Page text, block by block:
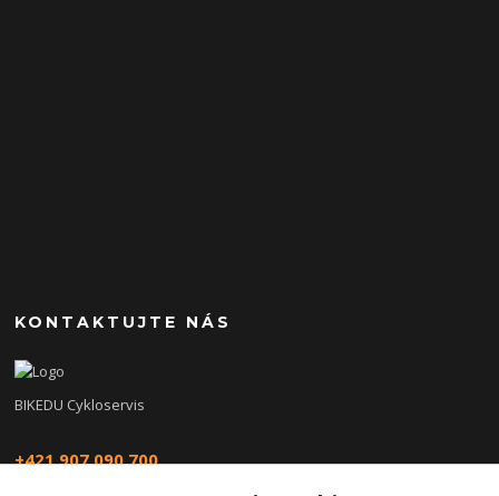
KONTAKTUJTE NÁS
BIKEDU Cykloservis
+421 907 090 700